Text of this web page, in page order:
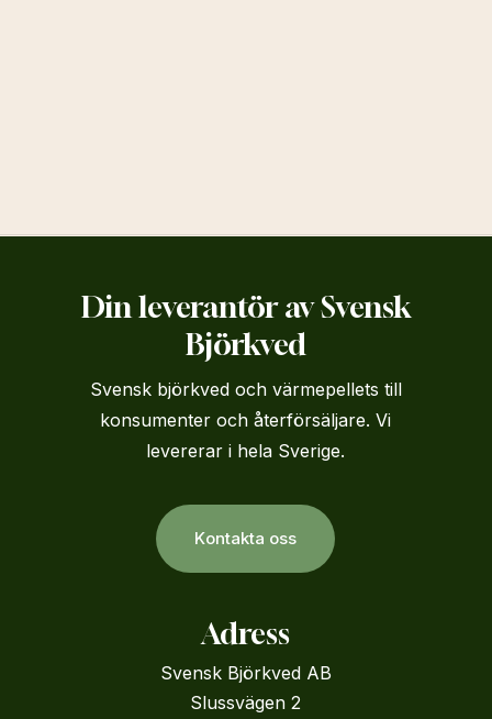
Din leverantör av Svensk
Björkved
Svensk björkved och värmepellets till
konsumenter och återförsäljare. Vi
levererar i hela Sverige.
Kontakta oss
Adress
Svensk Björkved AB
Slussvägen 2